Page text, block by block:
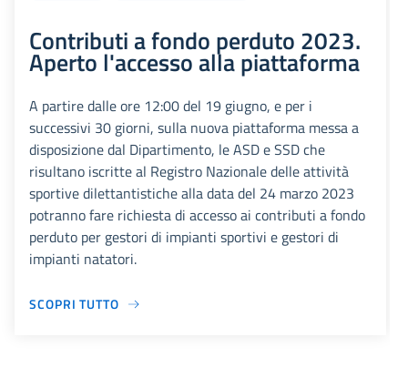
Contributi a fondo perduto 2023.
Aperto l'accesso alla piattaforma
A partire dalle ore 12:00 del 19 giugno, e per i
successivi 30 giorni, sulla nuova piattaforma messa a
disposizione dal Dipartimento, le ASD e SSD che
risultano iscritte al Registro Nazionale delle attività
sportive dilettantistiche alla data del 24 marzo 2023
potranno fare richiesta di accesso ai contributi a fondo
perduto per gestori di impianti sportivi e gestori di
impianti natatori.
SCOPRI TUTTO